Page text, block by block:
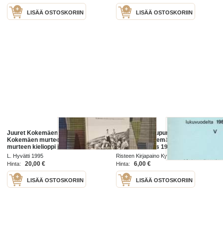
LISÄÄ OSTOSKORIIN LISÄÄ OSTOSKORIIN
Juuret Kokemäen mullassa ja
Kokemäen murteessa : Kokemäen
murteen kielioppi ja
murresanakirja
L. Hyvätti 1995
Hinta:
20,00 €
LISÄÄ OSTOSKORIIN
Kokemäen kaupungin peruskoulun
yläaste ja Kokemäen lukio.
Vuosikertomus 1980-1981
Risteen Kirjapaino Ky ? 1981
Hinta:
6,00 €
LISÄÄ OSTOSKORIIN